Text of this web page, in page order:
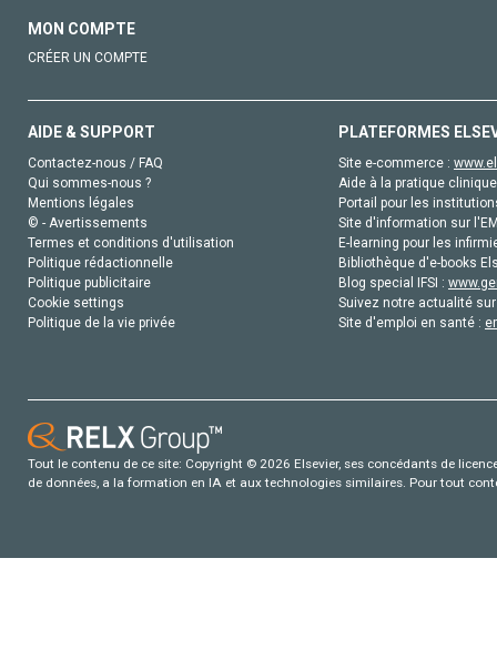
MON COMPTE
CRÉER UN COMPTE
AIDE & SUPPORT
Contactez-nous / FAQ
Qui sommes-nous ?
Mentions légales
© - Avertissements
Termes et conditions d'utilisation
Politique rédactionnelle
Politique publicitaire
Cookie settings
Politique de la vie privée
PLATEFORMES
Site e-commerce :
Aide à la pratique
Portail pour les
Site d'information sur
E-learning pour les
Bibliothèque d'e-books
Blog special IFSI :
Suivez notre actualité
Site d'emploi en santé :
Tout le contenu de ce site: Copyright © 2026 Elsevier, ses concédants de
de données, a la formation en IA et aux technologies similaires. Pour tout